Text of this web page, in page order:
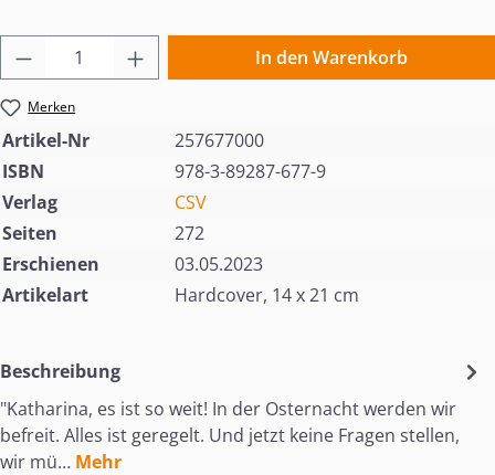
Produkt Anzahl: Gib den gewünschten
In den Warenkorb
Merken
Artikel-Nr
257677000
ISBN
978-3-89287-677-9
Verlag
CSV
Seiten
272
Erschienen
03.05.2023
Artikelart
Hardcover, 14 x 21 cm
Beschreibung
"Katharina, es ist so weit! In der Osternacht werden wir
befreit. Alles ist geregelt. Und jetzt keine Fragen stellen,
wir mü… Mehr